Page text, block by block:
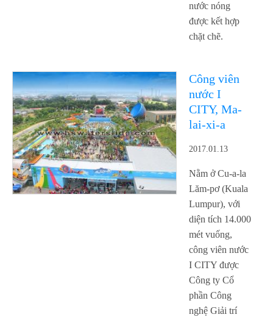
nước nóng
được kết hợp
chặt chẽ.
Công viên
nước I
CITY, Ma-
lai-xi-a
2017.01.13
Nằm ở Cu-a-la
Lăm-pơ (Kuala
Lumpur), với
diện tích 14.000
mét vuống,
công viên nước
I CITY được
Công ty Cổ
phần Công
nghệ Giải trí